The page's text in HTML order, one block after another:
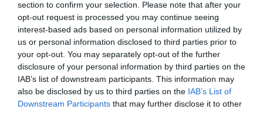
section to confirm your selection. Please note that after your
opt-out request is processed you may continue seeing
interest-based ads based on personal information utilized by
us or personal information disclosed to third parties prior to
your opt-out. You may separately opt-out of the further
disclosure of your personal information by third parties on the
IAB’s list of downstream participants. This information may
also be disclosed by us to third parties on the IAB’s List of
Downstream Participants that may further disclose it to other